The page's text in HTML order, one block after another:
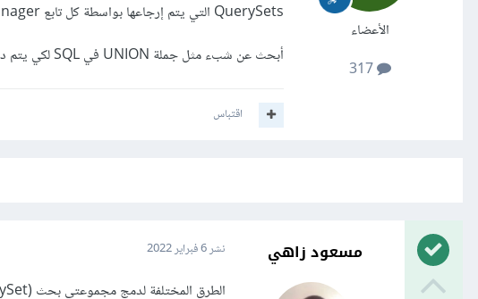
الأعضاء
317
QuerySets التي يتم إرجاعها بواسطة كل تابع manager معًا؟
أبحث عن شبء مثل جملة UNION في SQL لكي يتم دمج نتيجة أكثر من إستعلام معًا.
اقتباس
مسعود زاهي نشر6 فبراير 2022
الطرق المختلفة لدمج مجموعتي بحث (QuerySet):